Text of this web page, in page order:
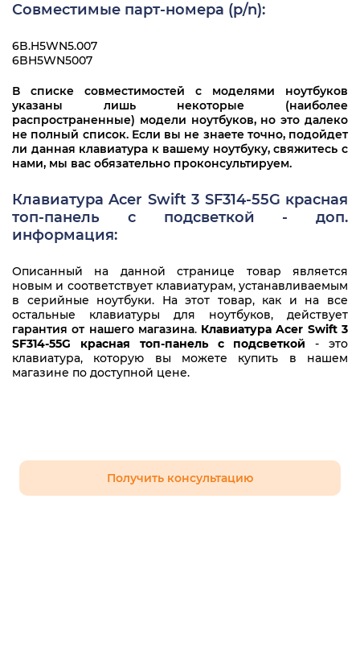
Совместимые парт-номера (p/n):
6B.H5WN5.007
6BH5WN5007
В списке совместимостей с моделями ноутбуков
указаны лишь некоторые (наиболее
распространенные) модели ноутбуков, но это далеко
не полный список. Если вы не знаете точно, подойдет
ли данная клавиатура к вашему ноутбуку, свяжитесь с
нами, мы вас обязательно проконсультируем.
Клавиатура Acer Swift 3 SF314-55G красная
топ-панель с подсветкой - доп.
информация:
Описанный на данной странице товар является
новым и соответствует клавиатурам, устанавливаемым
в серийные ноутбуки. На этот товар, как и на все
остальные клавиатуры для ноутбуков, действует
гарантия от нашего магазина. Клавиатура Acer Swift 3
SF314-55G красная топ-панель с подсветкой - это
клавиатура, которую вы можете купить в нашем
магазине по доступной цене.
Получить консультацию